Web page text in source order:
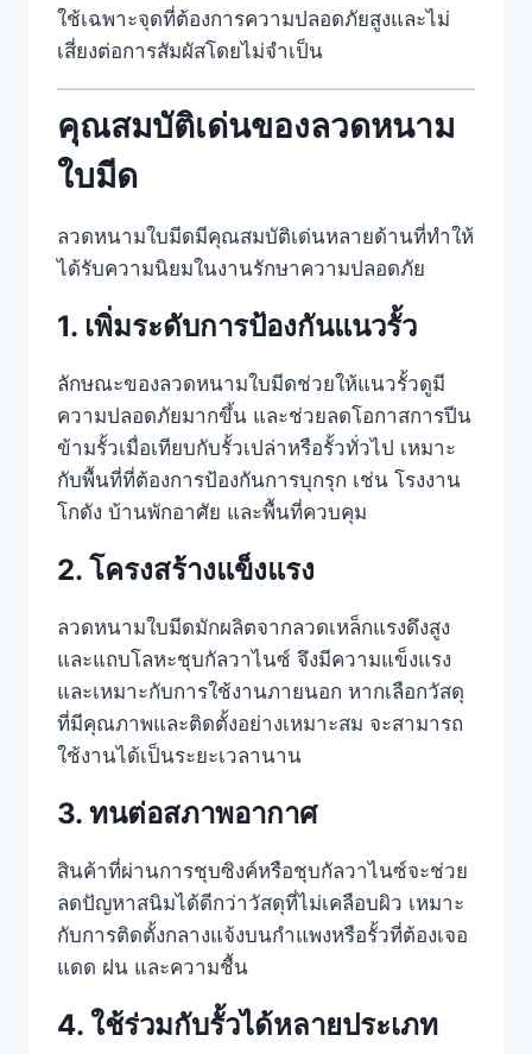
ใช้เฉพาะจุดที่ต้องการความปลอดภัยสูงและไม่
เสี่ยงต่อการสัมผัสโดยไม่จำเป็น
คุณสมบัติเด่นของลวดหนาม
ใบมีด
ลวดหนามใบมีดมีคุณสมบัติเด่นหลายด้านที่ทำให้
ได้รับความนิยมในงานรักษาความปลอดภัย
1. เพิ่มระดับการป้องกันแนวรั้ว
ลักษณะของลวดหนามใบมีดช่วยให้แนวรั้วดูมี
ความปลอดภัยมากขึ้น และช่วยลดโอกาสการปีน
ข้ามรั้วเมื่อเทียบกับรั้วเปล่าหรือรั้วทั่วไป เหมาะ
กับพื้นที่ที่ต้องการป้องกันการบุกรุก เช่น โรงงาน
โกดัง บ้านพักอาศัย และพื้นที่ควบคุม
2. โครงสร้างแข็งแรง
ลวดหนามใบมีดมักผลิตจากลวดเหล็กแรงดึงสูง
และแถบโลหะชุบกัลวาไนซ์ จึงมีความแข็งแรง
และเหมาะกับการใช้งานภายนอก หากเลือกวัสดุ
ที่มีคุณภาพและติดตั้งอย่างเหมาะสม จะสามารถ
ใช้งานได้เป็นระยะเวลานาน
3. ทนต่อสภาพอากาศ
สินค้าที่ผ่านการชุบซิงค์หรือชุบกัลวาไนซ์จะช่วย
ลดปัญหาสนิมได้ดีกว่าวัสดุที่ไม่เคลือบผิว เหมาะ
กับการติดตั้งกลางแจ้งบนกำแพงหรือรั้วที่ต้องเจอ
แดด ฝน และความชื้น
4. ใช้ร่วมกับรั้วได้หลายประเภท